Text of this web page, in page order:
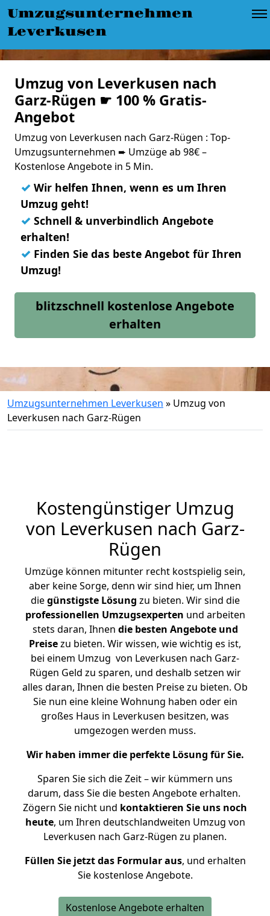
Umzugsunternehmen
Leverkusen
Umzug von Leverkusen nach
Garz-Rügen ☛ 100 % Gratis-
Angebot
Umzug von Leverkusen nach Garz-Rügen : Top-
Umzugsunternehmen ➨ Umzüge ab 98€ –
Kostenlose Angebote in 5 Min.
✓ Wir helfen Ihnen, wenn es um Ihren
Umzug geht!
✓ Schnell & unverbindlich Angebote
erhalten!
✓ Finden Sie das beste Angebot für Ihren
Umzug!
blitzschnell kostenlose Angebote
erhalten
Umzugsunternehmen Leverkusen » Umzug von
Leverkusen nach Garz-Rügen
Kostengünstiger Umzug
von Leverkusen nach Garz-
Rügen
Umzüge können mitunter recht kostspielig sein,
aber keine Sorge, denn wir sind hier, um Ihnen
diegünstigste Lösung zu bieten. Wir sind die
professionellen Umzugsexperten und arbeiten
stets daran, Ihnen die besten Angebote und
Preisezu bieten. Wir wissen, wie wichtig es ist,
bei einem Umzug von Leverkusen nach Garz-
Rügen Geld zu sparen, und deshalb setzen wir
alles daran, Ihnen die besten Preise zu bieten. Ob
Sie nun eine kleine Wohnung haben oder ein
großes Haus in Leverkusen besitzen, was
umgezogen werden muss.
Wir haben immer die perfekte Lösung für Sie.
Sparen Sie sich die Zeit – wir kümmern uns
darum, dass Sie die besten Angebote erhalten.
Zögern Sie nicht und kontaktieren Sie uns noch
heute, um Ihren deutschlandweiten Umzug von
Leverkusen nach Garz-Rügen zu planen.
Füllen Sie jetzt das Formular aus, und erhalten
Sie kostenlose Angebote.
Kostenlose Angebote erhalten